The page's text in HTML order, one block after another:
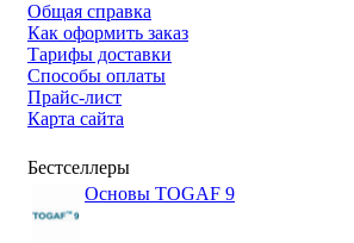
Общая справка
Как оформить заказ
Тарифы доставки
Способы оплаты
Прайс-лист
Карта сайта
Бестселлеры
Основы TOGAF 9